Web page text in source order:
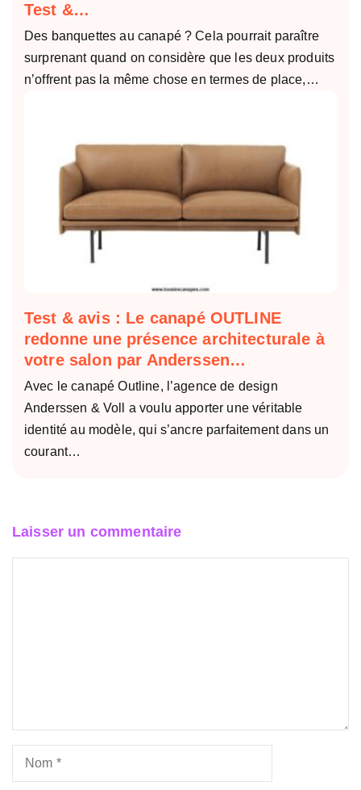
Test &…
Des banquettes au canapé ? Cela pourrait paraître
surprenant quand on considère que les deux produits
n’offrent pas la même chose en termes de place,…
Test & avis : Le canapé OUTLINE
redonne une présence architecturale à
votre salon par Anderssen…
Avec le canapé Outline, l’agence de design
Anderssen & Voll a voulu apporter une véritable
identité au modèle, qui s’ancre parfaitement dans un
courant…
Laisser un commentaire
Nom